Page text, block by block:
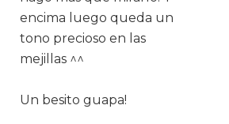
encima luego queda un
tono precioso en las
mejillas ^^
Un besito guapa!